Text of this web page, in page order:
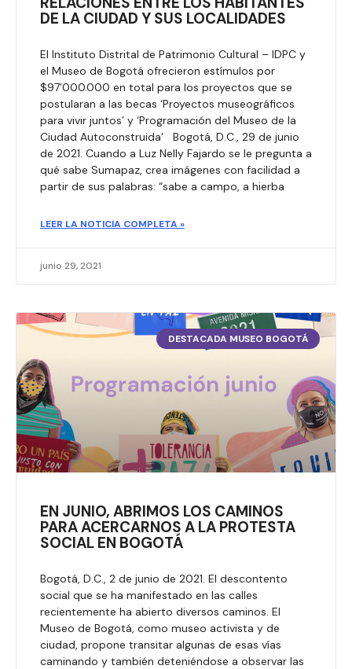
DE LA CIUDAD Y SUS LOCALIDADES
El Instituto Distrital de Patrimonio Cultural – IDPC y
el Museo de Bogotá ofrecieron estímulos por
$97’000.000 en total para los proyectos que se
postularan a las becas ‘Proyectos museográficos
para vivir juntos’ y ‘Programación del Museo de la
Ciudad Autoconstruida’ Bogotá, D.C., 29 de junio
de 2021. Cuando a Luz Nelly Fajardo se le pregunta a
qué sabe Sumapaz, crea imágenes con facilidad a
partir de sus palabras: “sabe a campo, a hierba
LEER LA NOTICIA COMPLETA »
junio 29, 2021
DESTACADA MUSEO BOGOTÁ
EN JUNIO, ABRIMOS LOS CAMINOS
PARA ACERCARNOS A LA PROTESTA
SOCIAL EN BOGOTÁ
Bogotá, D.C., 2 de junio de 2021. El descontento
social que se ha manifestado en las calles
recientemente ha abierto diversos caminos. El
Museo de Bogotá, como museo activista y de
ciudad, propone transitar algunas de esas vías
caminando y también deteniéndose a observar las